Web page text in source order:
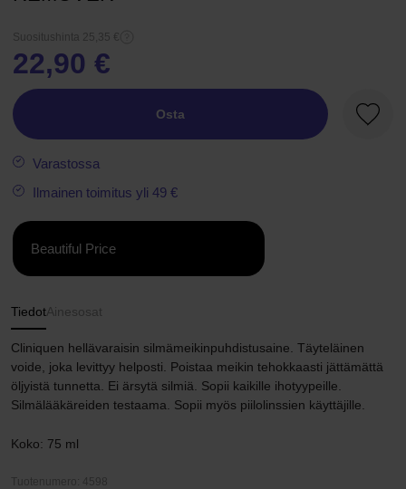
Suositushinta 25,35 €
22,90 €
Osta
Varastossa
Ilmainen toimitus yli 49 €
Beautiful Price
TiedotAinesosat
Cliniquen hellävaraisin silmämeikinpuhdistusaine. Täyteläinen
voide, joka levittyy helposti. Poistaa meikin tehokkaasti jättämättä
öljyistä tunnetta. Ei ärsytä silmiä. Sopii kaikille ihotyypeille.
Silmälääkäreiden testaama. Sopii myös piilolinssien käyttäjille.
Koko: 75 ml
Tuotenumero: 4598